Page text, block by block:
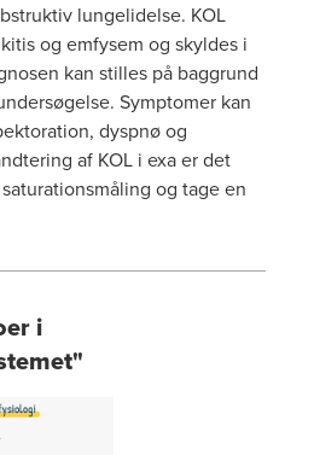
lungelidelse. KOL
og emfysem og skyldes i
kan stilles på baggrund
Symptomer kan
dyspnø og
af KOL i exa er det
og tage en
i